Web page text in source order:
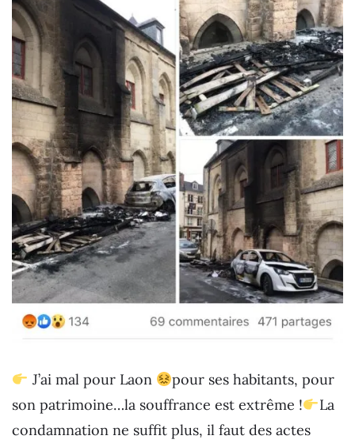
J’ai mal pour Laon
pour ses habitants, pour
son patrimoine…la souffrance est extrême !
La
condamnation ne suffit plus, il faut des actes